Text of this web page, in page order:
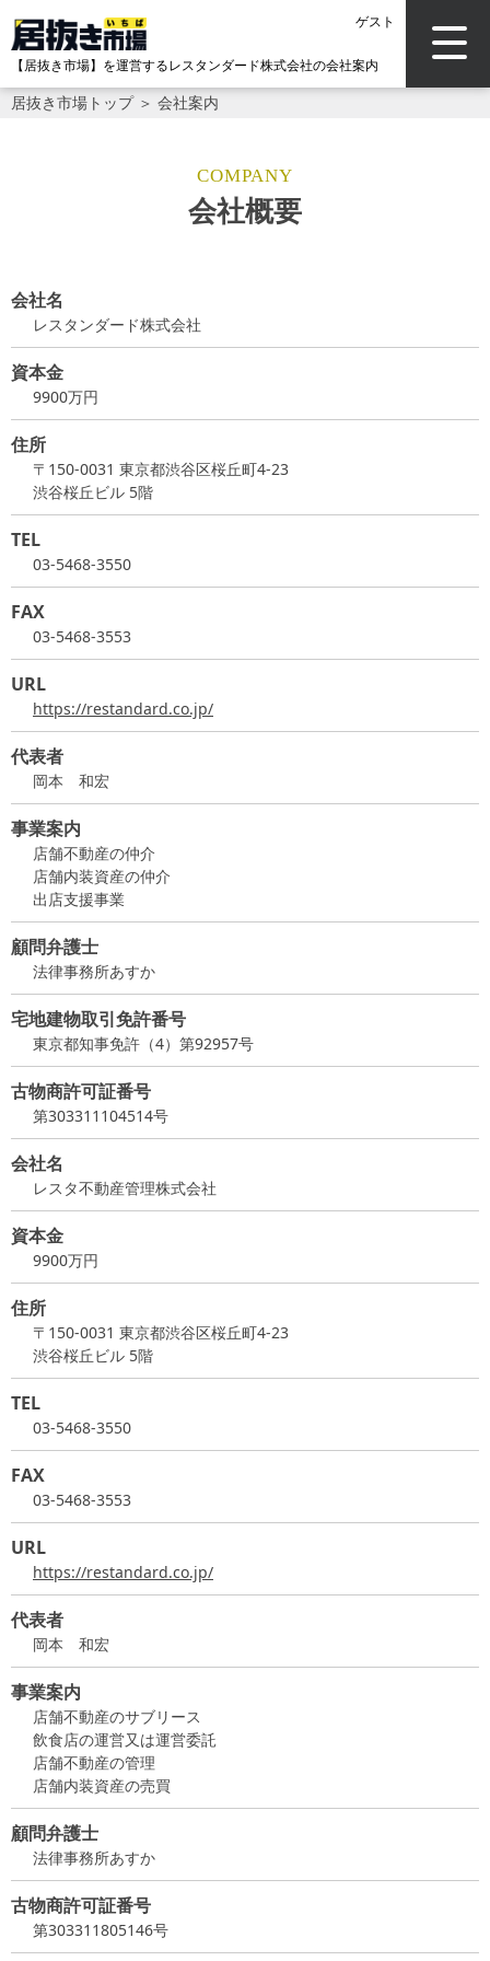
ゲスト
【居抜き市場】を運営するレスタンダード株式会社の会社案内
居抜き市場トップ＞ 会社案内
COMPANY
会社概要
会社名
レスタンダード株式会社
資本金
9900万円
住所
〒150-0031 東京都渋谷区桜丘町4-23
渋谷桜丘ビル 5階
TEL
03-5468-3550
FAX
03-5468-3553
URL
https://restandard.co.jp/
代表者
岡本 和宏
事業案内
店舗不動産の仲介
店舗内装資産の仲介
出店支援事業
顧問弁護士
法律事務所あすか
宅地建物取引免許番号
東京都知事免許（4）第92957号
古物商許可証番号
第303311104514号
会社名
レスタ不動産管理株式会社
資本金
9900万円
住所
〒150-0031 東京都渋谷区桜丘町4-23
渋谷桜丘ビル 5階
TEL
03-5468-3550
FAX
03-5468-3553
URL
https://restandard.co.jp/
代表者
岡本 和宏
事業案内
店舗不動産のサブリース
飲食店の運営又は運営委託
店舗不動産の管理
店舗内装資産の売買
顧問弁護士
法律事務所あすか
古物商許可証番号
第303311805146号